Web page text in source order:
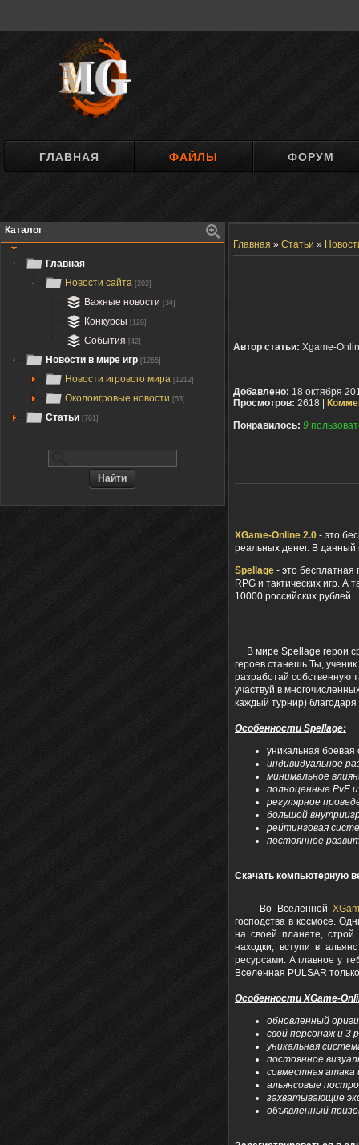
ГЛАВНАЯ ФАЙЛЫ ФОРУМ
Каталог
Главная
Новости сайта [202]
Важные новости [34]
Конкурсы [126]
События [42]
Новости в мире игр [1265]
Новости игрового мира [1212]
Околоигровые новости [53]
Статьи [761]
Главная » Статьи »
Автор статьи: Xgame-
Добавлено: 18 октября
Просмотров: 2618 |
Понравилось: 9
XGame-Online 2.0 - это
реальных денег. В данный
Spellage - это бесплатная
RPG и тактических игр.
10000 российских рублей.
В мире Spellage герои
героев станешь Ты,
разработай собственную
участвуй в
каждый турнир)
Особенности Spellage:
уникальная
индивидуальное
минимальное
полноценные PvE
регулярное
большой
рейтинговая
постоянное
Скачать компьютерную
Во Вселенной
господства в космосе.
на своей планете, строй
находки, вступи в
ресурсами. А главное у
Вселенная PULSAR
Особенности XGame-
обновленный
свой персонаж и 3
уникальная
постоянное
совместная атака
альянсовые
захватывающие
объявленный